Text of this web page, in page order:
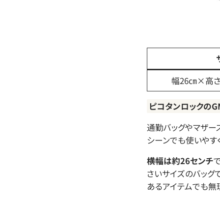
幅26㎝×高
ピコタンロックの
通勤バッグやマザ
シーンでも使いやす
横幅は約26センチ
さいサイズのバッ
あるアイテムでも無